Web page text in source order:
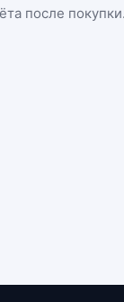
после покупки.